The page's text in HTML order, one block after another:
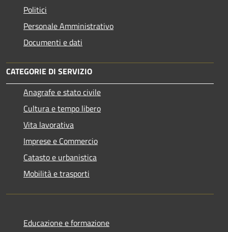
Politici
Personale Amministrativo
Documenti e dati
CATEGORIE DI SERVIZIO
Anagrafe e stato civile
Cultura e tempo libero
Vita lavorativa
Imprese e Commercio
Catasto e urbanistica
Mobilità e trasporti
Educazione e formazione